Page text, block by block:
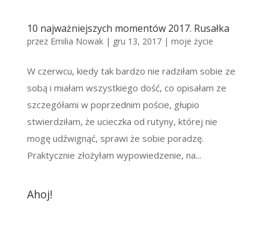
10 najważniejszych momentów 2017. Rusałka
przez Emilia Nowak| gru 13, 2017| moje życie
W czerwcu, kiedy tak bardzo nie radziłam sobie ze
sobą i miałam wszystkiego dość, co opisałam ze
szczegółami w poprzednim poście, głupio
stwierdziłam, że ucieczka od rutyny, której nie
mogę udźwignąć, sprawi że sobie poradzę.
Praktycznie złożyłam wypowiedzenie, na...
Ahoj!